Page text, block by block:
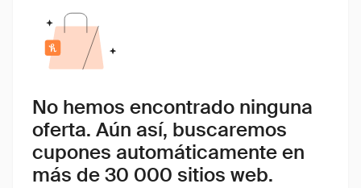
No hemos encontrado ninguna
oferta. Aún así, buscaremos
cupones automáticamente en
más de 30 000 sitios web.